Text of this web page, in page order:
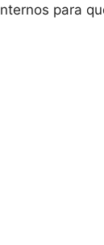
para